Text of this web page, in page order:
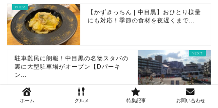
【かずきっちん | 中目黒】おひとり様量
にも対応！季節の食材を夜遅くまで...
駐車難民に朗報！中目黒の名物スタバの
裏に大型駐車場がオープン【Dパーキ
ン...
ホーム グルメ 特集記事 お問い合わせ